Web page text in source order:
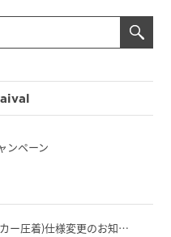
ンペーン
ー圧着)仕様変更のお知…